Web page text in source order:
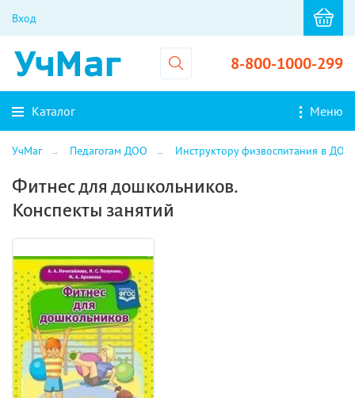
Вход
8-800-1000-299
Каталог Меню
УчМаг Педагогам ДОО Инструктору физвоспитания в ДОО
Фитнес для дошкольников.
Конспекты занятий